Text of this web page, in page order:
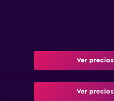
Ver precios
Ver precios